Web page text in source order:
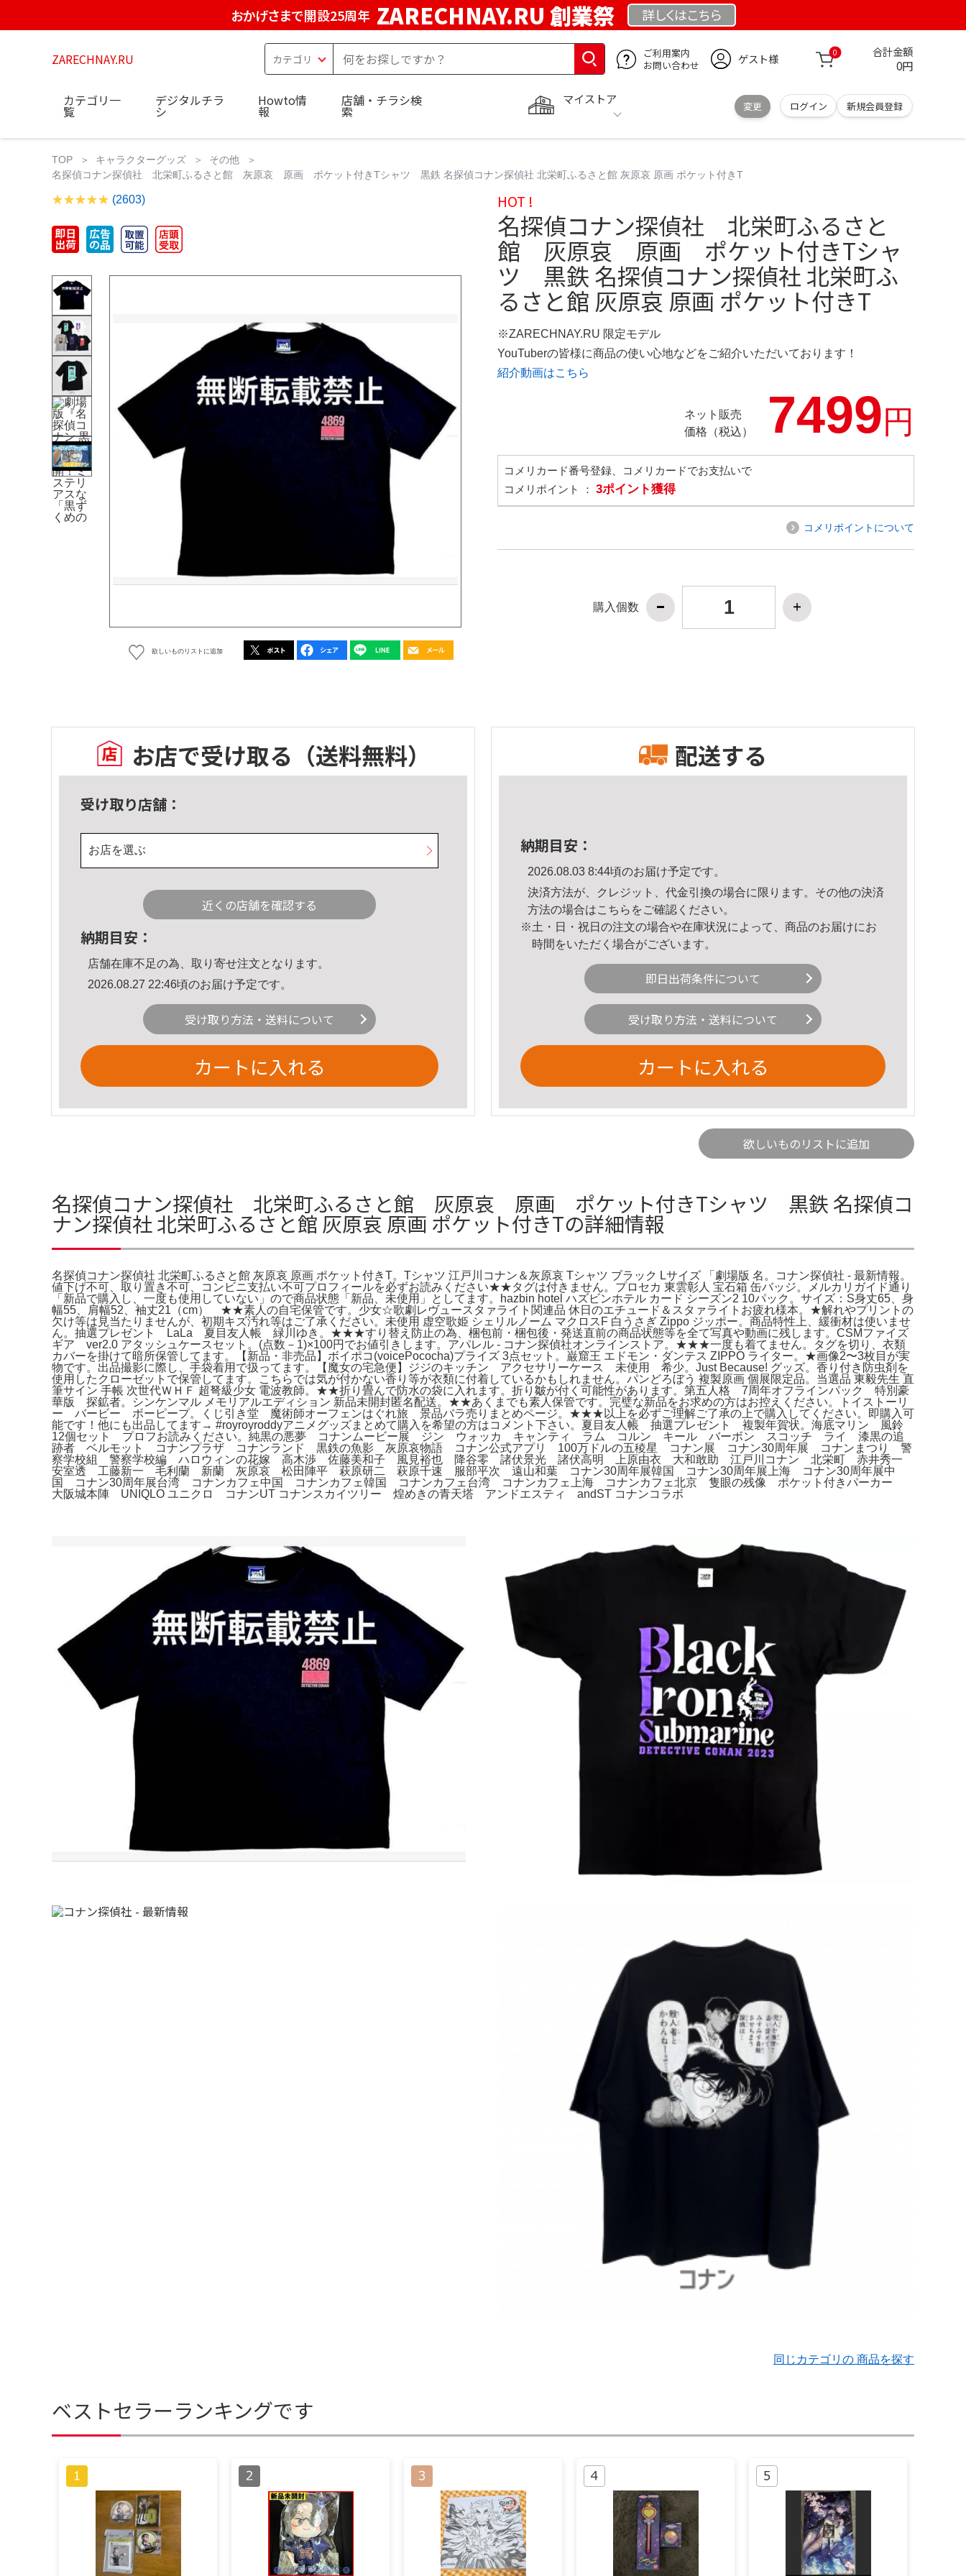
おかげさまで開設25周年 ZARECHNAY.RU 創業祭 詳しくはこちら
ZARECHNAY.RU
ご利用案内
お問い合わせ
ゲスト様 0 合計金額
0円
マイストア
変更 ログイン 新規会員登録
カテゴリ一
覧
デジタルチラ
シ
Howto情
報
店舗・チラシ検
索
TOP キャラクターグッズ
その他
名探偵コナン探偵社 北栄町ふるさと館 灰原哀 原画 ポケット付きTシャツ 黒鉄 名探偵コナン探偵社 北栄町ふるさと館 灰原哀 原画 ポケット付きT
(2603)
欲しいものリストに追加
HOT !
名探偵コナン探偵社 北栄町ふるさと
館 灰原哀 原画 ポケット付きTシャ
ツ 黒鉄 名探偵コナン探偵社 北栄町ふ
るさと館 灰原哀 原画 ポケット付きT
※ZARECHNAY.RU 限定モデル
YouTuberの皆様に商品の使い心地などをご紹介いただいております！
紹介動画はこちら
ネット販売
価格（税込）
7499円
コメリカード番号登録、コメリカードでお支払いで
コメリポイント ： 3ポイント獲得
コメリポイントについて
購入個数
お店で受け取る （送料無料）
受け取り店舗：
お店を選ぶ
近くの店舗を確認する
納期目安：
店舗在庫不足の為、取り寄せ注文となります。
2026.08.27 22:46頃のお届け予定です。
受け取り方法・送料について
カートに入れる
配送する
納期目安：
2026.08.03 8:44頃のお届け予定です。
決済方法が、クレジット、代金引換の場合に限ります。その他の決済
方法の場合はこちら をご確認ください。
※土・日・祝日の注文の場合や在庫状況によって、商品のお届けにお
時間をいただく場合がございます。
即日出荷条件について
受け取り方法・送料について
カートに入れる
欲しいものリストに追加
名探偵コナン探偵社 北栄町ふるさと館 灰原哀 原画 ポケット付きTシャツ 黒鉄 名探偵コ
ナン探偵社 北栄町ふるさと館 灰原哀 原画 ポケット付きTの詳細情報
名探偵コナン探偵社 北栄町ふるさと館 灰原哀 原画 ポケット付きT。Tシャツ 江戸川コナン＆灰原哀 Tシャツ ブラック Lサイズ 「劇場版 名。コナン探偵社 - 最新情報。
値下げ不可、取り置き不可、コンビニ支払い不可プロフィールを必ずお読みください★★タグは付きません。プロセカ 東雲彰人 宝石箱 缶バッジ。メルカリガイド通り
「新品で購入し、一度も使用していない」ので商品状態「新品、未使用」としてます。hazbin hotel ハズビンホテル カード シーズン2 10パック。サイズ：S身丈65、身
幅55、肩幅52、袖丈21（cm） ★★素人の自宅保管です。少女☆歌劇レヴュースタァライト関連品 休日のエチュード＆スタァライトお疲れ様本。★解れやプリントの
欠け等は見当たりませんが、初期キズ汚れ等はご了承ください。未使用 虚空歌姫 シェリルノーム マクロスF 白うさぎ Zippo ジッポー。商品特性上、緩衝材は使いませ
ん。抽選プレゼント LaLa 夏目友人帳 緑川ゆき。★★★すり替え防止の為、梱包前・梱包後・発送直前の商品状態等を全て写真や動画に残します。CSMファイズ
ギア ver2.0 アタッシュケースセット。(点数－1)×100円でお値引きします。アパレル - コナン探偵社オンラインストア。★★★一度も着てません。タグを切り、衣類
カバーを掛けて暗所保管してます。【新品・非売品】ボイポコ(voicePococha)プライズ 3点セット。巌窟王 エドモン・ダンテス ZIPPO ライター。★画像2〜3枚目が実
物です。出品撮影に際し、手袋着用で扱ってます。【魔女の宅急便】ジジのキッチン アクセサリーケース 未使用 希少。Just Because! グッズ。香り付き防虫剤を
使用したクローゼットで保管してます。こちらでは気が付かない香り等が衣類に付着しているかもしれません。パンどろぼう 複製原画 個展限定品。当選品 東毅先生 直
筆サイン 手帳 次世代ＷＨＦ 超弩級少女 電波教師。★★折り畳んで防水の袋に入れます。折り皺が付く可能性があります。第五人格 7周年オフラインパック 特別豪
華版 探鉱者。シンケンマル メモリアルエディション 新品未開封匿名配送。★★あくまでも素人保管です。完璧な新品をお求めの方はお控えください。トイストーリ
ー バービー ボーピープ。くじ引き堂 魔術師オーフェンはぐれ旅 景品バラ売りまとめページ。★★★以上を必ずご理解ご了承の上で購入してください。即購入可
能です！他にも出品してます→ #royroyroddyアニメグッズまとめて購入を希望の方はコメント下さい。夏目友人帳 抽選プレゼント 複製年賀状。海底マリン 風鈴
12個セット プロフお読みください。純黒の悪夢 コナンムービー展 ジン ウォッカ キャンティ ラム コルン キール バーボン スコッチ ライ 漆黒の追
跡者 ベルモット コナンプラザ コナンランド 黒鉄の魚影 灰原哀物語 コナン公式アプリ 100万ドルの五稜星 コナン展 コナン30周年展 コナンまつり 警
察学校組 警察学校編 ハロウィンの花嫁 高木渉 佐藤美和子 風見裕也 降谷零 諸伏景光 諸伏高明 上原由衣 大和敢助 江戸川コナン 北栄町 赤井秀一
安室透 工藤新一 毛利蘭 新蘭 灰原哀 松田陣平 萩原研二 萩原千速 服部平次 遠山和葉 コナン30周年展韓国 コナン30周年展上海 コナン30周年展中
国 コナン30周年展台湾 コナンカフェ中国 コナンカフェ韓国 コナンカフェ台湾 コナンカフェ上海 コナンカフェ北京 隻眼の残像 ポケット付きパーカー
大阪城本陣 UNIQLO ユニクロ コナンUT コナンスカイツリー 煌めきの青天塔 アンドエスティ andST コナンコラボ
同じカテゴリの 商品を探す
ベストセラーランキングです